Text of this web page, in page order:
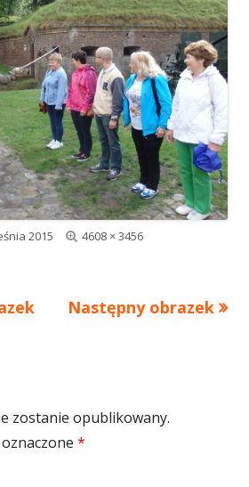
2015
Pełny
4608 × 3456
Następny obrazek
zostanie opublikowany.
*